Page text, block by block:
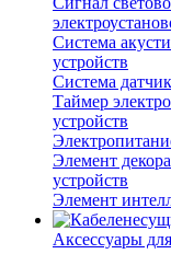
Система
устройств
Система
Таймер
устройств
Элемент
устройств
Элемент
Аксессуары